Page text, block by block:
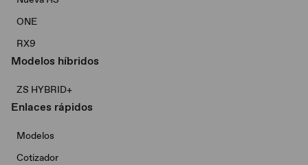
ONE
RX9
Modelos híbridos
ZS HYBRID+
Enlaces rápidos
Modelos
Cotizador